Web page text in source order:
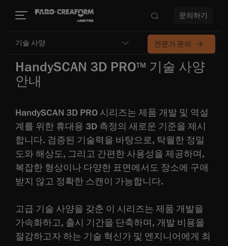
문의하기
기술 사양 전문가 문의
HandySCAN 3D PROTM 기술 사양
안내
HandySCAN 3D PRO 시리즈는 제품 개발 및 역설
계를 위한 휴대용 3D 측정의 새로운 기준을 제시
합니다. 검증된 기술력을 바탕으로, 탁월한 정밀
도와 해상도, 그리고 간편한 사용성을 제공하며,
복잡한 형상이나 다양한 표면에서도 장소에 구애
받지 않고 정확한 스캔이 가능합니다.
고급 기술 사양을 갖춘 이 시리즈는 제품 개발을
가속화하고, 출시 기간을 단축하며, 개발 비용을
절감하고자 하는 기술 혁신가 및 엔지니어에게 최